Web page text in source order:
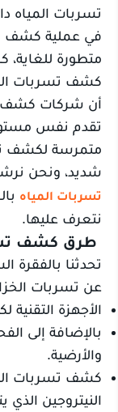
تسربات المياه
في عملية كشف
متطورة
كشف تسربات
أن شركات كشف
تقدم نفس مستوى
متمرسة لكشف
شديد، ونحن
تسربات المياه
نتعرف عليها.
طرق كشف
تحدثنا
عن تسربات
الأجهزة
بالإضافة إلى
والأرضية.
كشف تسربات
النيتروجين